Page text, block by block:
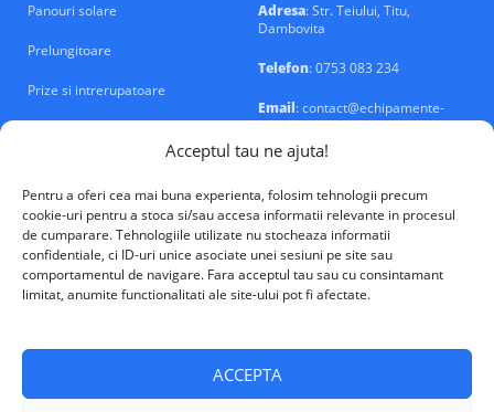
Acceptul tau ne ajuta!
Pentru a oferi cea mai buna experienta, folosim tehnologii precum
cookie-uri pentru a stoca si/sau accesa informatii relevante in procesul
de cumparare. Tehnologiile utilizate nu stocheaza informatii
confidentiale, ci ID-uri unice asociate unei sesiuni pe site sau
comportamentul de navigare. Fara acceptul tau sau cu consintamant
limitat, anumite functionalitati ale site-ului pot fi afectate.
ACCEPTA
Panouri solare
Prelungitoare
Prize si intrerupatoare
Adresa: Str. Teiului, Titu,
Dambovita
Telefon: 0753 083 234
Email: contact@echipamente-
electrice.ro
VALM Electrical Solutions © 2026